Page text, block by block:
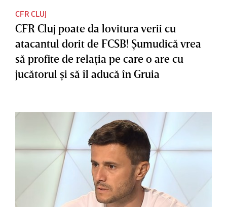
CFR CLUJ
CFR Cluj poate da lovitura verii cu
atacantul dorit de FCSB! Şumudică vrea
să profite de relaţia pe care o are cu
jucătorul şi să îl aducă în Gruia